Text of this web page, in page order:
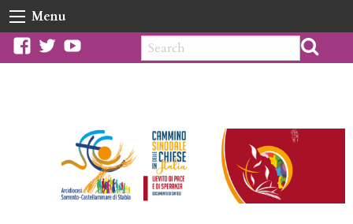
Skip
to
content
Menu
facebook
twitteryoutube